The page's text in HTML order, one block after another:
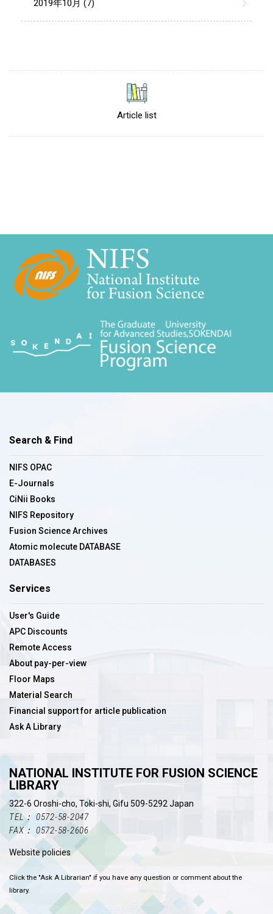
2019年10月 (7)
Article list
Search & Find
NIFS OPAC
E-Journals
CiNii Books
NIFS Repository
Fusion Science Archives
Atomic molecute DATABASE
DATABASES
Services
User's Guide
APC Discounts
Remote Access
About pay-per-view
Floor Maps
Material Search
Financial support for article publication
Ask A Library
NATIONAL INSTITUTE FOR FUSION SCIENCE
LIBRARY
322-6 Oroshi-cho, Toki-shi, Gifu 509-5292 Japan
TEL： 0572-58-2047
FAX： 0572-58-2606
Website policies
Click the "Ask A Librarian" if you have any question or comment about the
library.